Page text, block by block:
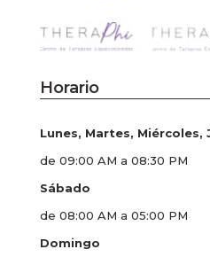
Horario
Lunes, Martes, Miércoles,
de 09:00 AM a 08:30 PM
Sábado
de 08:00 AM a 05:00 PM
Domingo